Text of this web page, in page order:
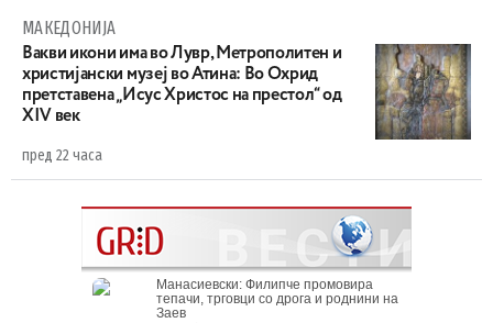
МАКЕДОНИЈА
Вакви икони има во Лувр, Метрополитен и
христијански музеј во Атина: Во Охрид
претставена „Исус Христос на престол“ од
XIV век
пред 22 часа